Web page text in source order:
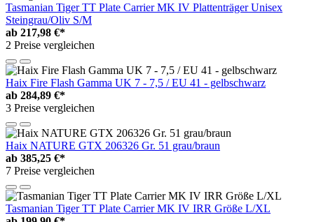
Tasmanian Tiger TT Plate Carrier MK IV Plattenträger Unisex
Steingrau/Oliv S/M
ab 217,98 €*
2 Preise vergleichen
Haix Fire Flash Gamma UK 7 - 7,5 / EU 41 - gelbschwarz
ab 284,89 €*
3 Preise vergleichen
Haix NATURE GTX 206326 Gr. 51 grau/braun
ab 385,25 €*
7 Preise vergleichen
Tasmanian Tiger TT Plate Carrier MK IV IRR Größe L/XL